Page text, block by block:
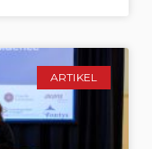
ARTIKEL